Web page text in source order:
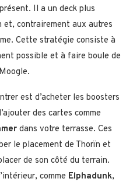
Il a un deck plus
contrairement aux autres
Cette stratégie consiste à
possible et à faire boule de
est d’acheter les boosters
des cartes comme
dans votre terrasse. Ces
le placement de Thorïn et
de son côté du terrain.
comme Elphadunk,